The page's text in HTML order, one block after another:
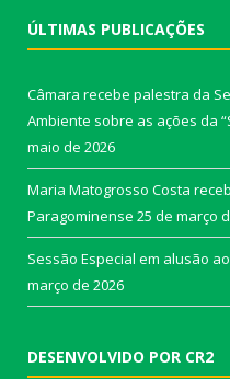
ÚLTIMAS PUBLICAÇÕES
Câmara recebe palestra da
Ambiente sobre as ações da
maio de 2026
Maria Matogrosso Costa
Paragominense 25 de março
Sessão Especial em alusão
março de 2026
DESENVOLVIDO POR CR2